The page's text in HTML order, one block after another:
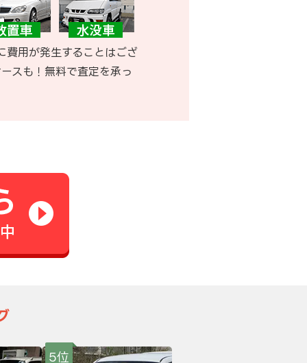
費用が発生することはござ
スも！無料で査定を承っ
5位